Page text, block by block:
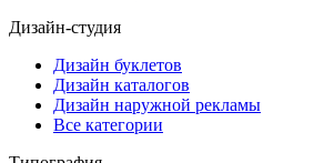
Дизайн-студия
Дизайн буклетов
Дизайн каталогов
Дизайн наружной рекламы
Все категории